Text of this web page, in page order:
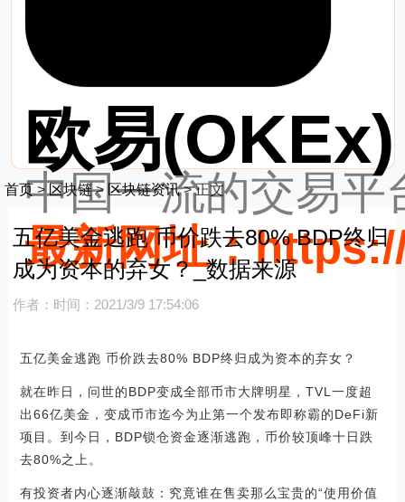
欧易(OKEx)
中国一流的交易平
最新网址：
首页>区块链> 区块链资讯>正文
五亿美金逃跑 币价跌去80% BDP终归
成为资本的弃女？_数据来源
作者： 时间：2021/3/9 17:54:06
五亿美金逃跑 币价跌去80% BDP终归成为资本的弃女？
就在昨日，问世的BDP变成全部币市大牌明星，TVL一度超
出66亿美金，变成币市迄今为止第一个发布即称霸的DeFi新
项目。到今日，BDP锁仓资金逐渐逃跑，币价较顶峰十日跌
去80%之上。
有投资者内心逐渐敲鼓：究竟谁在售卖那么宝贵的“使用价值